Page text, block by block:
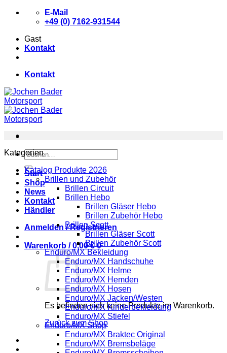
Zum
E-Mail
+49 (0) 7162-931544
Gast
Kontakt
Kontakt
Suchen
nach:
Start
Shop
News
Kontakt
Händler
Anmelden / Registrieren
Warenkorb /0,00€ 0
Es befinden sich keine Produkte im Warenkorb.
Zurück zum Shop
Kategorien
Katalog Produkte 2026
Brillen und Zubehör
Brillen Circuit
Brillen Hebo
Brillen Gläser Hebo
Brillen Zubehör Hebo
Brillen Scott
Brillen Gläser Scott
Brillen Zubehör Scott
Enduro/MX Bekleidung
Enduro/MX Handschuhe
Enduro/MX Helme
Enduro/MX Hemden
Enduro/MX Hosen
Enduro/MX Jacken/Westen
Enduro/MX Kinderbekleidung
Enduro/MX Stiefel
Enduro/MX Shop
Enduro/MX Braktec Original
Enduro/MX Bremsbeläge